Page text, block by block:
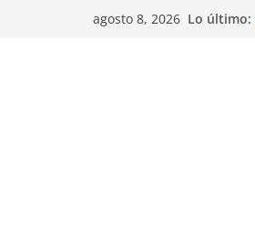
agosto 8, 2026 Lo último: